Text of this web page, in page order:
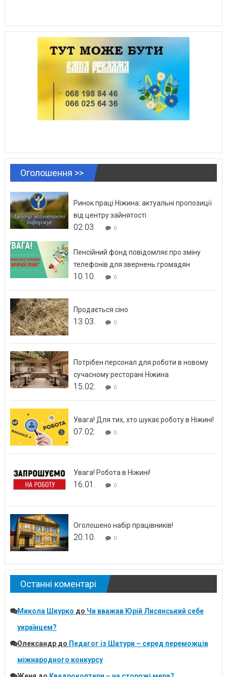
Оголошення >>
Ринок праці Ніжина: актуальні пропозиції
від центру зайнятості
02.03. 0
Пенсійний фонд повідомляє про зміну
телефонів для звернень громадян
10.10. 0
Продається сіно
13.03. 0
Потрібен персонал для роботи в новому
сучасному ресторані Ніжина
15.02. 0
Увага! Для тих, хто шукає роботу в Ніжині!
07.02. 0
Увага! Робота в Ніжині!
16.01. 0
Оголошено набір працівників!
20.10. 0
Останні коментарі
Микола Шкурко до Чи вважав Юрій Лисянський себе
українцем?
Олександрдо Педагог із Шатури – серед переможців
міжнародного конкурсу